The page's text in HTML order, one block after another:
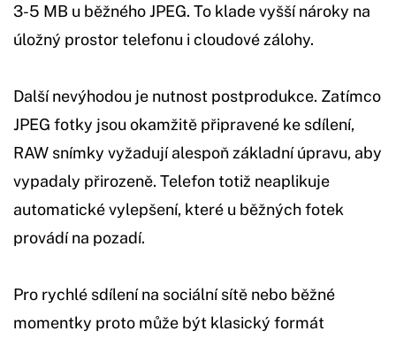
3-5 MB u běžného JPEG. To klade vyšší nároky na
úložný prostor telefonu i cloudové zálohy.
Další nevýhodou je nutnost postprodukce. Zatímco
JPEG fotky jsou okamžitě připravené ke sdílení,
RAW snímky vyžadují alespoň základní úpravu, aby
vypadaly přirozeně. Telefon totiž neaplikuje
automatické vylepšení, které u běžných fotek
provádí na pozadí.
Pro rychlé sdílení na sociální sítě nebo běžné
momentky proto může být klasický formát